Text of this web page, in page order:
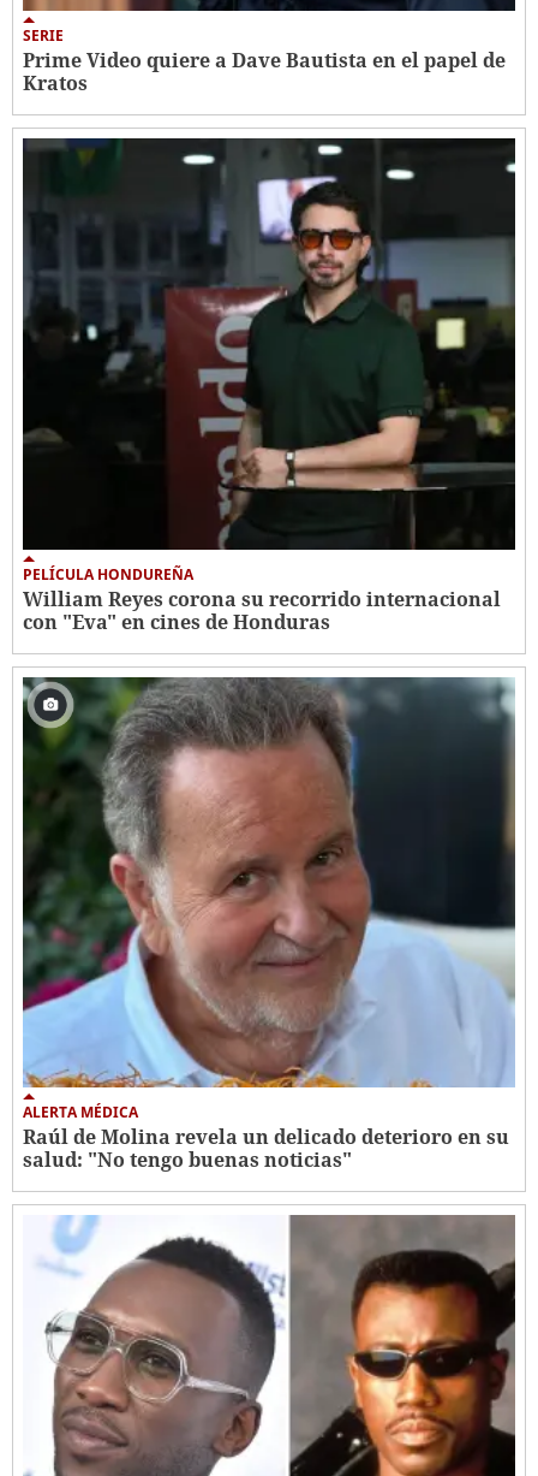
SERIE
Prime Video quiere a Dave Bautista en el papel de
Kratos
PELÍCULA HONDUREÑA
William Reyes corona su recorrido internacional
con "Eva" en cines de Honduras
ALERTA MÉDICA
Raúl de Molina revela un delicado deterioro en su
salud: "No tengo buenas noticias"